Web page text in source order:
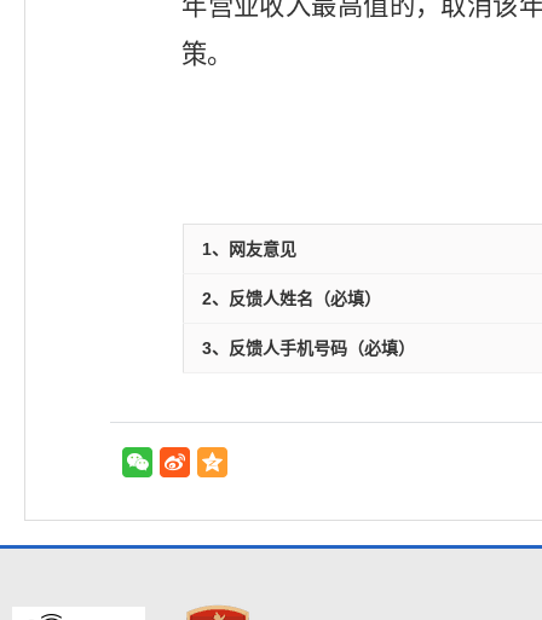
年营业收入最高值的，取消该
策。
1、网友意见
2、反馈人姓名（必填）
3、反馈人手机号码（必填）